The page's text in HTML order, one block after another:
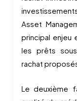
Asset
principal enjeu
les prêts
rachat
Le deuxième